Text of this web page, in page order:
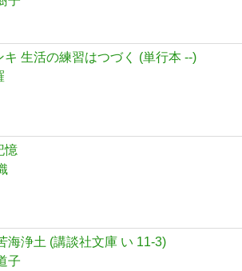
キ 生活の練習はつづく (単行本 --)
憶
海浄土 (講談社文庫 い 11-3)
子